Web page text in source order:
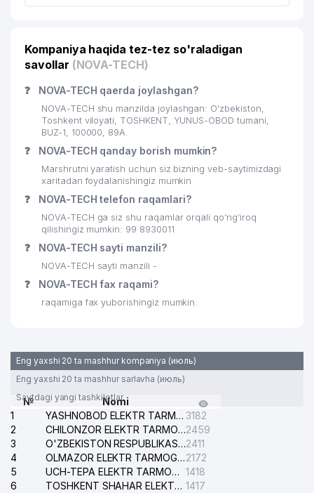
Kompaniya haqida tez-tez so'raladigan
savollar (NOVA-TECH)
❓ NOVA-TECH qaerda joylashgan?
NOVA-TECH shu manzilda joylashgan: O'zbekiston,
Toshkent viloyati, TOSHKENT, YUNUS-OBOD tumani,
BUZ-1, 100000, 89А.
❓ NOVA-TECH qanday borish mumkin?
Marshrutni yaratish uchun siz bizning veb-saytimizdagi
xaritadan foydalanishingiz mumkin
❓ NOVA-TECH telefon raqamlari?
NOVA-TECH ga siz shu raqamlar orqali qo’ng’iroq
qilishingiz mumkin: 99 8930011
❓ NOVA-TECH sayti manzili?
NOVA-TECH sayti manzili -
❓ NOVA-TECH fax raqami?
raqamiga fax yuborishingiz mumkin.
Eng yaxshi 20 ta mashhur kompaniya (июль)
Eng yaxshi 20 ta mashhur sarlavha (июль)
Saytdagi yangi tashkilotlar
№
Nomi
1
YASHNOBOD ELEKTR TARMOG'I NOSOZLIKLARI XIZMATI 3182
2
CHILONZOR ELEKTR TARMOG'I NOSOZLIK XIZMATI2459
3
O'ZBEKISTON RESPUBLIKASI BOSH PROKURATURASI ISHONCH TELEFONI2411
4
OLMAZOR ELEKTR TARMOG'I NOSOZLIKLARI XIZMATI2172
5
UCH-TEPA ELEKTR TARMOG'I NOSOZLIKLARI XIZMATI 1418
6
TOSHKENT SHAHAR ELEKTR TARMOQLARI KORXONASI AJ 1417